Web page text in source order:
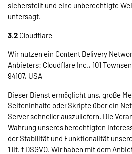
sicherstellt und eine unberechtigte
untersagt.
3.2 Cloudflare
Wir nutzen ein Content Delivery
Anbieters: Cloudflare Inc., 101
94107, USA
Dieser Dienst ermöglicht uns, große
Seiteninhalte oder Skripte über ein
Server schneller auszuliefern. Die
Wahrung unseres berechtigten
der Stabilität und Funktionalität
1 lit. f DSGVO. Wir haben mit dem